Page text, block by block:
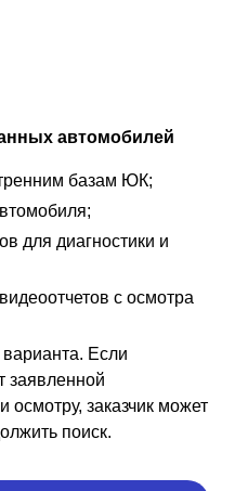
автомобилей
базам ЮК;
для диагностики и
с осмотра
Если
заявленной
осмотру, заказчик может
поиск.